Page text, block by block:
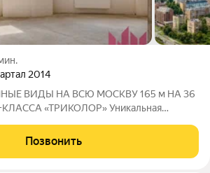
2014
НА ВСЮ МОСКВУ 165 м НА 36
комплекса бизнес-класса
на 36-м этаже
Позвонить